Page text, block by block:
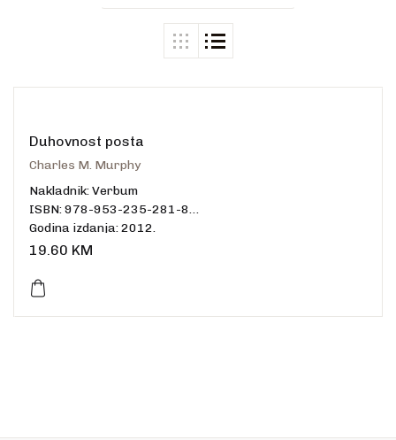
Duhovnost posta
Charles M. Murphy
Nakladnik: Verbum
ISBN: 978-953-235-281-8
Godina izdanja: 2012.
Uvez: meki
Dimenzije: 19,5 x 12 cm
Jezik: hrvatski
19.60 KM